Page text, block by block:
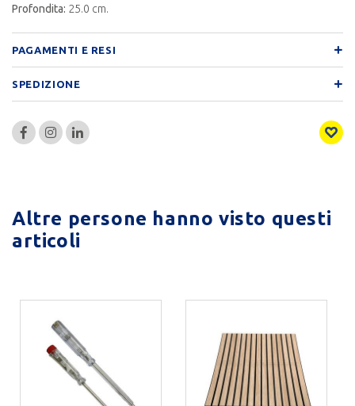
Profondita: 25.0 cm.
PAGAMENTI E RESI
SPEDIZIONE
Altre persone hanno visto questi
articoli